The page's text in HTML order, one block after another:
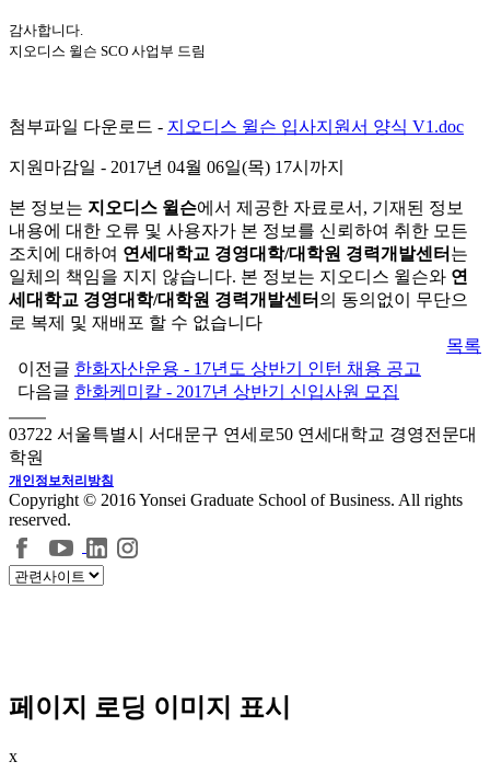
감사합니다.
지오디스 윌슨 SCO 사업부 드림
첨부파일 다운로드 - 지오디스 윌슨 입사지원서 양식 V1.doc
지원마감일 - 2017년 04월 06일(목) 17시까지
본 정보는 지오디스 윌슨에서 제공한 자료로서, 기재된 정보
내용에 대한 오류 및 사용자가 본 정보를 신뢰하여 취한 모든
조치에 대하여 연세대학교 경영대학/대학원 경력개발센터 는
일체의 책임을 지지 않습니다. 본 정보는 지오디스 윌슨와 연
세대학교 경영대학/대학원 경력개발센터 의 동의없이 무단으
로 복제 및 재배포 할 수 없습니다
목록
이전글 한화자산운용 - 17년도 상반기 인턴 채용 공고
다음글 한화케미칼 - 2017년 상반기 신입사원 모집
03722 서울특별시 서대문구 연세로50 연세대학교 경영전문대
학원
개인정보처리방침
Copyright © 2016 Yonsei Graduate School of Business. All rights
reserved.
페이지 로딩 이미지 표시
x